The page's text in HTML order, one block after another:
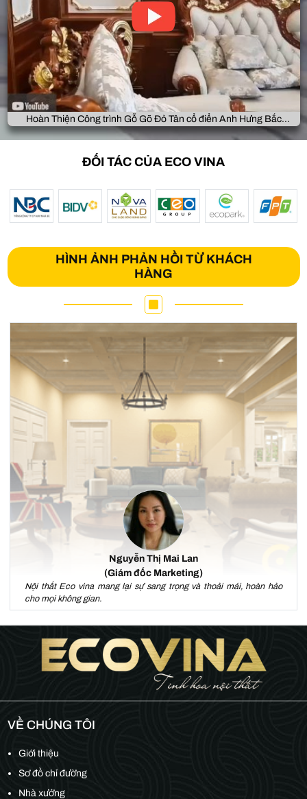
Hoàn Thiện Công trình Gỗ Gõ Đỏ Tân cổ điển Anh Hưng Bắc
Giang
ĐỐI TÁC CỦA ECO VINA
HÌNH ẢNH PHẢN HỒI TỪ KHÁCH
HÀNG
Nguyễn Thị Mai Lan
(Giám đốc Marketing)
Nội thất Eco vina mang lại sự sang trọng và thoải mái, hoàn hảo
cho mọi không gian.
VỀ CHÚNG TÔI
Giới thiệu
Sơ đồ chỉ đường
Nhà xưởng